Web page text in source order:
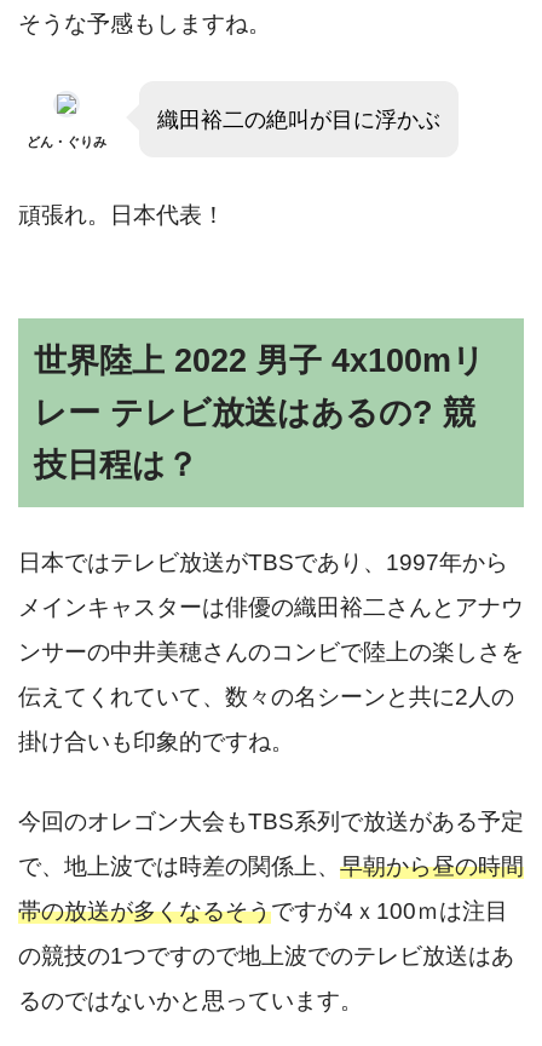
そうな予感もしますね。
どん・ぐりみ
織田裕二の絶叫が目に浮かぶ
頑張れ。日本代表！
世界陸上 2022 男子 4x100mリ
レー テレビ放送はあるの? 競
技日程は？
日本ではテレビ放送がTBSであり、1997年から
メインキャスターは俳優の織田裕二さんとアナウ
ンサーの中井美穂さんのコンビで陸上の楽しさを
伝えてくれていて、数々の名シーンと共に2人の
掛け合いも印象的ですね。
今回のオレゴン大会もTBS系列で放送がある予定
で、地上波では時差の関係上、 早朝から昼の時間
帯の放送が多くなるそうですが4ｘ100ｍは注目
の競技の1つですので地上波でのテレビ放送はあ
るのではないかと思っています。